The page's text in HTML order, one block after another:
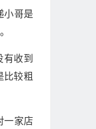
小哥是
收到
比较粗
一家店